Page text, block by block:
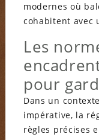
modernes où
cohabitent avec
Les
pour
Dans un
impérative, la
règles précises